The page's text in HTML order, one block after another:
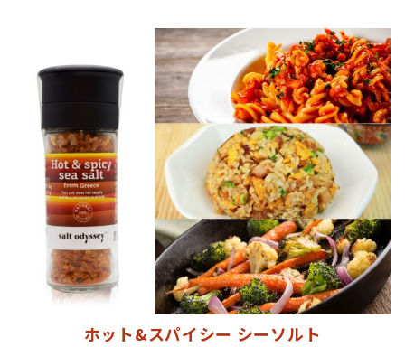
ホット&スパイシー シーソルト